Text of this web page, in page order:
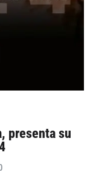
presenta su